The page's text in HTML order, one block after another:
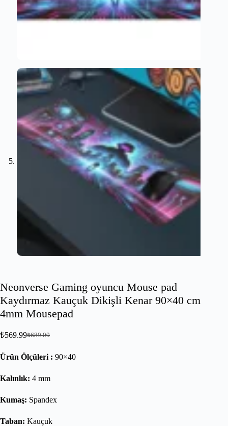
Neonverse Gaming oyuncu Mouse pad
Kaydırmaz Kauçuk Dikişli Kenar 90×40 cm
4mm Mousepad
₺689.00
₺569.99
Ürün Ölçüleri : 90×40
Kalınlık: 4 mm
Kumaş: Spandex
Taban: Kauçuk